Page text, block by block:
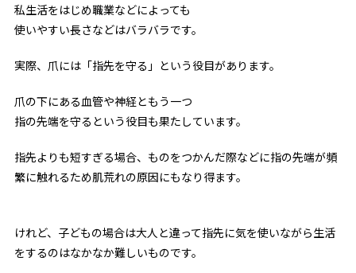
私生活をはじめ職業などによっても
使いやすい長さなどはバラバラです。
実際、爪には「指先を守る」という役目があります。
爪の下にある血管や神経ともう一つ
指の先端を守るという役目も果たしています。
指先よりも短すぎる場合、ものをつかんだ際などに指の先端が頻
繁に触れるため肌荒れの原因にもなり得ます。
けれど、子どもの場合は大人と違って指先に気を使いながら生活
をするのはなかなか難しいものです。